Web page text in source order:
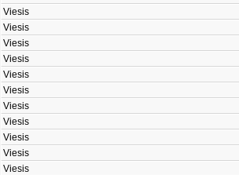
Viesis
Viesis
Viesis
Viesis
Viesis
Viesis
Viesis
Viesis
Viesis
Viesis
Viesis